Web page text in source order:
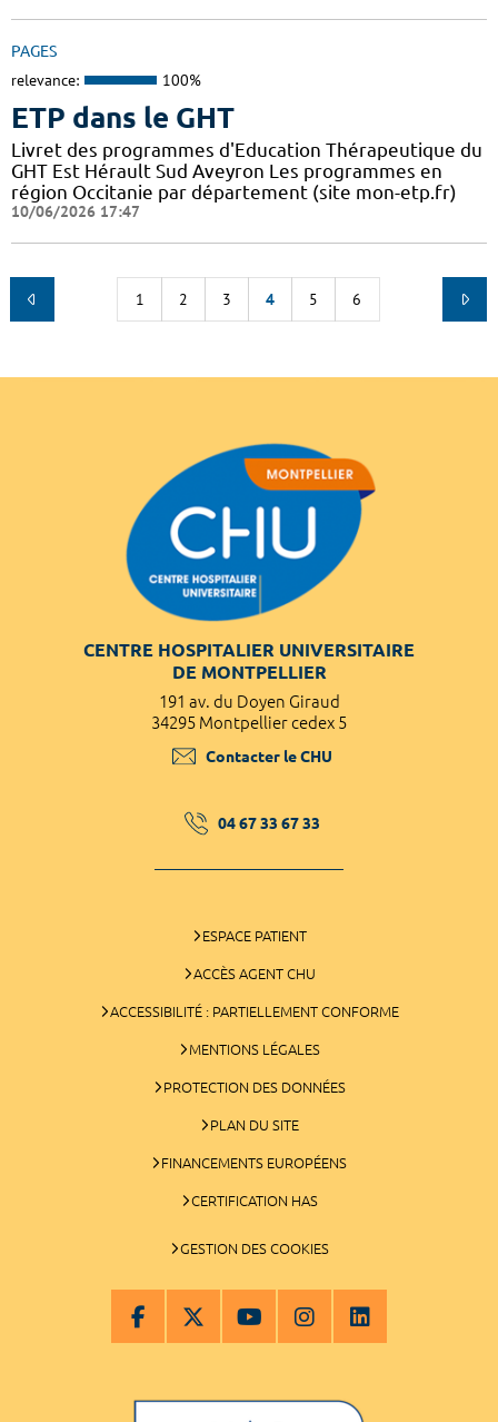
PAGES
relevance: 100%
ETP dans le GHT
Livret des programmes d'Education Thérapeutique du
GHT Est Hérault Sud Aveyron Les programmes en
région Occitanie par département (site mon-etp.fr)
10/06/2026 17:47
1 2 3 4 5 6
CENTRE HOSPITALIER UNIVERSITAIRE
DE MONTPELLIER
191 av. du Doyen Giraud
34295 Montpellier cedex 5
Contacter le CHU
04 67 33 67 33
ESPACE PATIENT
ACCÈS AGENT CHU
ACCESSIBILITÉ : PARTIELLEMENT CONFORME
MENTIONS LÉGALES
PROTECTION DES DONNÉES
PLAN DU SITE
FINANCEMENTS EUROPÉENS
CERTIFICATION HAS
GESTION DES COOKIES